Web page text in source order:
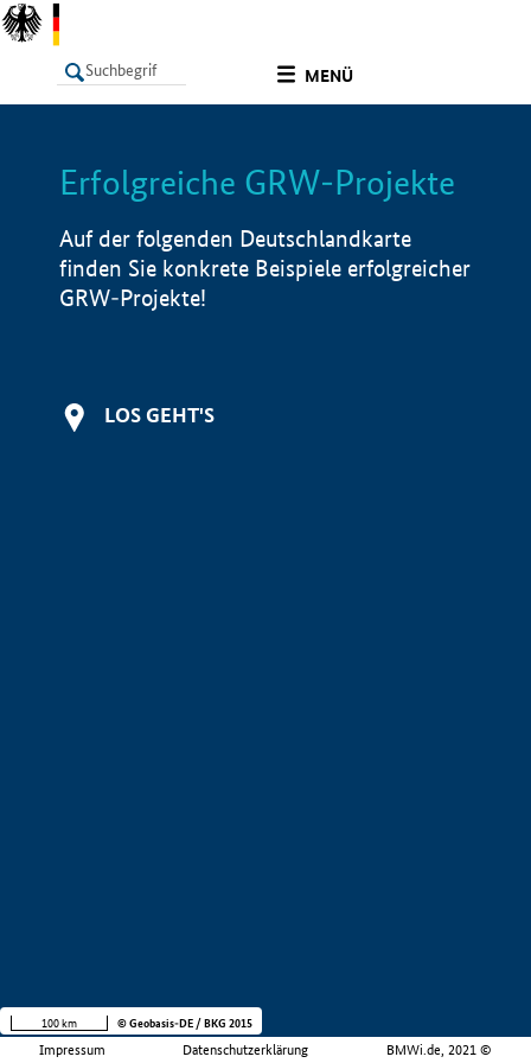
MENÜ
LISTE Info
Erfolgreiche GRW-Projekte
Auf der folgenden Deutschlandkarte
finden Sie konkrete Beispiele erfolgreicher
GRW-Projekte!
LOS GEHT'S
Impressum Datenschutzerklärung BMWi.de, 2021 ©
100 km © Geobasis-DE / BKG 2015